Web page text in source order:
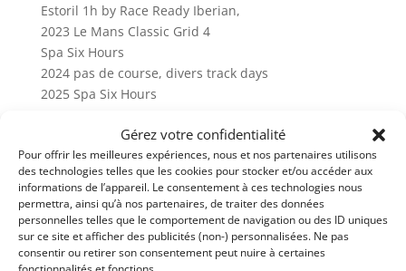
Gérez votre confidentialité
Pour offrir les meilleures expériences, nous et nos partenaires utilisons
des technologies telles que les cookies pour stocker et/ou accéder aux
informations de l’appareil. Le consentement à ces technologies nous
permettra, ainsi qu’à nos partenaires, de traiter des données
personnelles telles que le comportement de navigation ou des ID uniques
sur ce site et afficher des publicités (non-) personnalisées. Ne pas
consentir ou retirer son consentement peut nuire à certaines
Estoril 1h by Race Ready Iberian,
2023 Le Mans Classic Grid 4
Spa Six Hours
2024 pas de course, divers track days
2025 Spa Six Hours
Heures moteur depuis dernière révision : 46 heures
Heures boite de vitesse depuis dernière révision : 4
heures
Heures diférentiel depuis dernière révision : 4
heures
Partager cette annonce